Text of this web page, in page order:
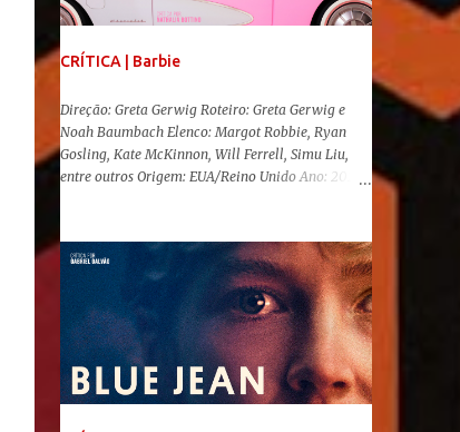
CRÍTICA | Barbie
Direção: Greta Gerwig Roteiro: Greta Gerwig e
Noah Baumbach Elenco: Margot Robbie, Ryan
Gosling, Kate McKinnon, Will Ferrell, Simu Liu,
entre outros Origem: EUA/Reino Unido Ano: 2023
Barbie , o aguardado live-action da boneca mais
famosa do mundo, enfim, chegou aos cinemas. Em
meio a toda divulgação e o hype em torno de seu
lançamento, posso afirmar que o longa, dirigido
por Greta Gerwig ( Adoráveis Mulheres ) prometeu
tudo e entregou mais ainda, se provando o filme
do ano até aqui. Repleto de criatividade, humor e
sem medo de não se levar a sério, a produção